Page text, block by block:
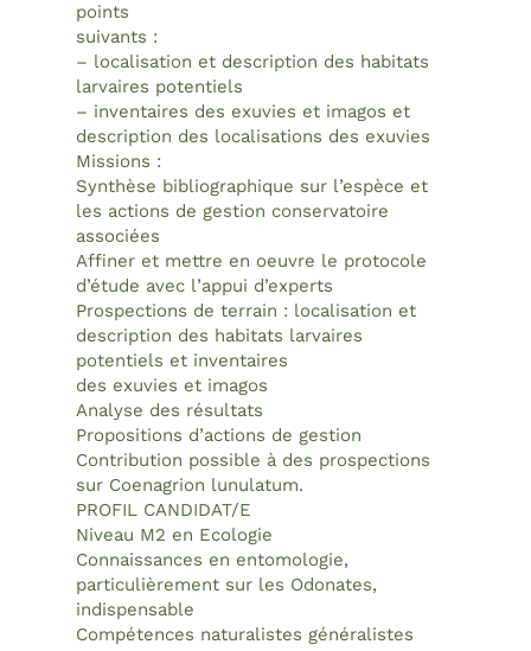
points
suivants :
– localisation et description des habitats
larvaires potentiels
– inventaires des exuvies et imagos et
description des localisations des exuvies
Missions :
Synthèse bibliographique sur l’espèce et
les actions de gestion conservatoire
associées
Affiner et mettre en oeuvre le protocole
d’étude avec l’appui d’experts
Prospections de terrain : localisation et
description des habitats larvaires
potentiels et inventaires
des exuvies et imagos
Analyse des résultats
Propositions d’actions de gestion
Contribution possible à des prospections
sur Coenagrion lunulatum.
PROFIL CANDIDAT/E
Niveau M2 en Ecologie
Connaissances en entomologie,
particulièrement sur les Odonates,
indispensable
Compétences naturalistes généralistes